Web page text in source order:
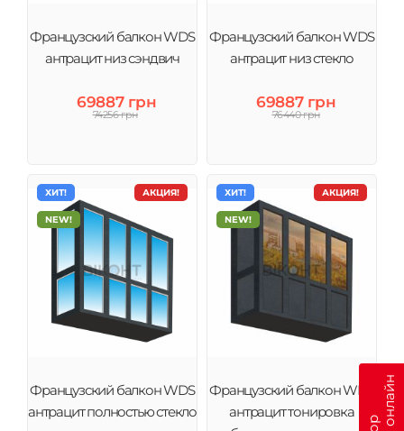
Французский балкон WDS
антрацит низ сэндвич
69887 грн
74256 грн
Французский балкон WDS
антрацит низ стекло
69887 грн
76440 грн
АКЦИЯ!
ХИТ!
NEW!
Французский балкон WDS
антрацит полностью стекло
АКЦИЯ!
ХИТ!
NEW!
Французский балкон WDS
антрацит тонировка